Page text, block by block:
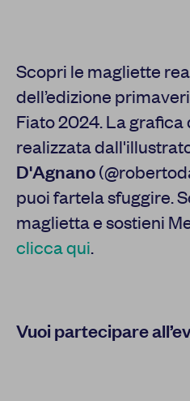
Scopri le magliette
dell’edizione
Fiato 2024. La
realizzata
D'Agnano
puoi fartela sfuggire.
maglietta e sostieni
clicca qui.
Vuoi partecipare